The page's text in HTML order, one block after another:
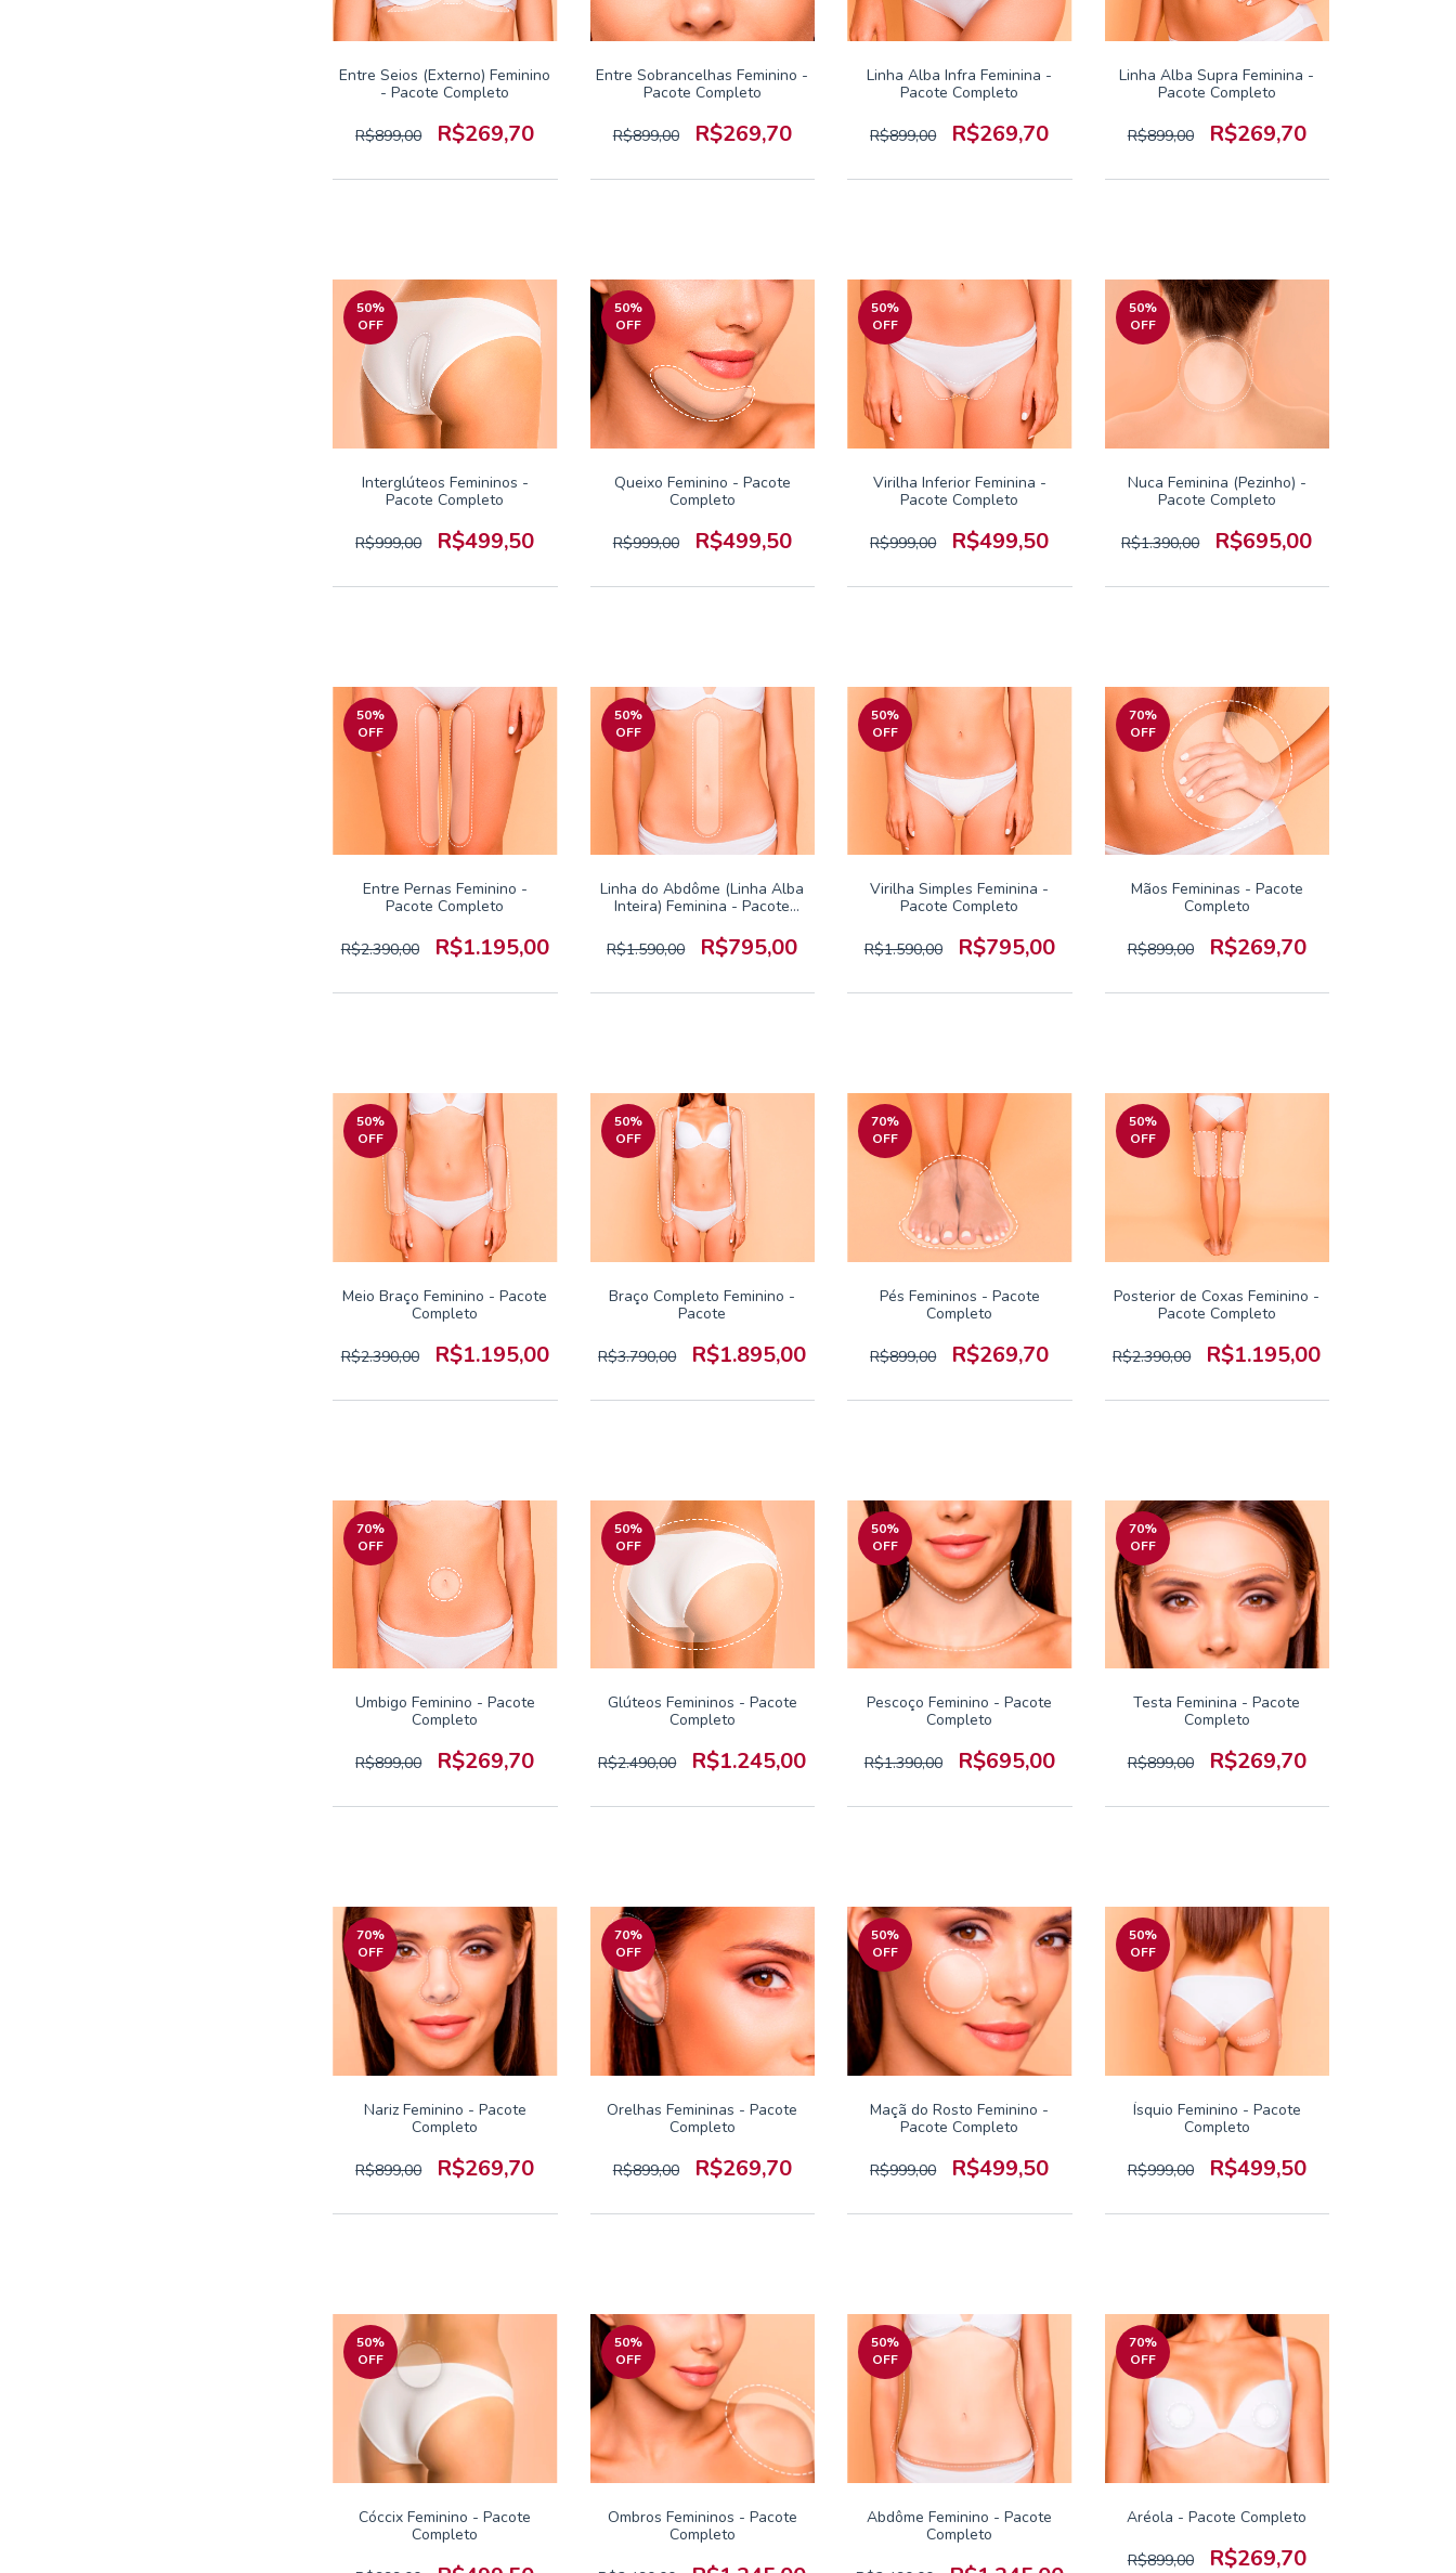
Entre Seios (Externo) Feminino
- Pacote Completo
R$899,00 R$269,70
Entre Sobrancelhas Feminino -
Pacote Completo
R$899,00 R$269,70
Linha Alba Infra Feminina -
Pacote Completo
R$899,00 R$269,70
Linha Alba Supra Feminina -
Pacote Completo
R$899,00 R$269,70
50%
OFF
Interglúteos Femininos -
Pacote Completo
R$999,00 R$499,50
50%
OFF
Queixo Feminino - Pacote
Completo
R$999,00 R$499,50
50%
OFF
Virilha Inferior Feminina -
Pacote Completo
R$999,00 R$499,50
50%
OFF
Nuca Feminina (Pezinho) -
Pacote Completo
R$1.390,00 R$695,00
50%
OFF
Entre Pernas Feminino -
Pacote Completo
R$2.390,00 R$1.195,00
50%
OFF
Linha do Abdôme (Linha Alba
Inteira) Feminina - Pacote
R$1.590,00
R$795,00
50%
OFF
Virilha Simples Feminina -
Pacote Completo
R$1.590,00 R$795,00
70%
OFF
Mãos Femininas - Pacote
Completo
R$899,00 R$269,70
50%
OFF
Meio Braço Feminino - Pacote
Completo
R$2.390,00 R$1.195,00
50%
OFF
Braço Completo Feminino -
Pacote
R$3.790,00 R$1.895,00
70%
OFF
Pés Femininos - Pacote
Completo
R$899,00 R$269,70
50%
OFF
Posterior de Coxas Feminino -
Pacote Completo
R$2.390,00 R$1.195,00
70%
OFF
Umbigo Feminino - Pacote
Completo
R$899,00 R$269,70
50%
OFF
Glúteos Femininos - Pacote
Completo
R$2.490,00 R$1.245,00
50%
OFF
Pescoço Feminino - Pacote
Completo
R$1.390,00 R$695,00
70%
OFF
Testa Feminina - Pacote
Completo
R$899,00 R$269,70
70%
OFF
Nariz Feminino - Pacote
Completo
R$899,00 R$269,70
70%
OFF
Orelhas Femininas - Pacote
Completo
R$899,00 R$269,70
50%
OFF
Maçã do Rosto Feminino -
Pacote Completo
R$999,00 R$499,50
50%
OFF
Ísquio Feminino - Pacote
Completo
R$999,00 R$499,50
50%
OFF
Cóccix Feminino - Pacote
Completo
50%
OFF
Ombros Femininos - Pacote
Completo
50%
OFF
Abdôme Feminino - Pacote
Completo
70%
OFF
Aréola - Pacote Completo
R$899,00 R$269,70